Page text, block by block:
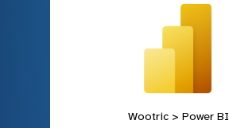
Wootric > Power BI